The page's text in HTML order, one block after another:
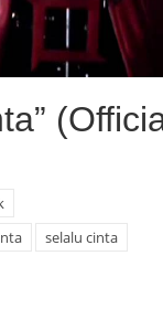
selalu cinta